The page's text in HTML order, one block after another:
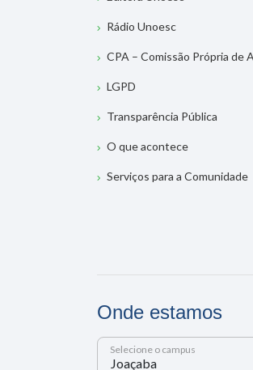
Rádio Unoesc
CPA – Comissão Própria de
LGPD
Transparência Pública
O que acontece
Serviços para a Comunidade
Onde estamos
Selecione o campus